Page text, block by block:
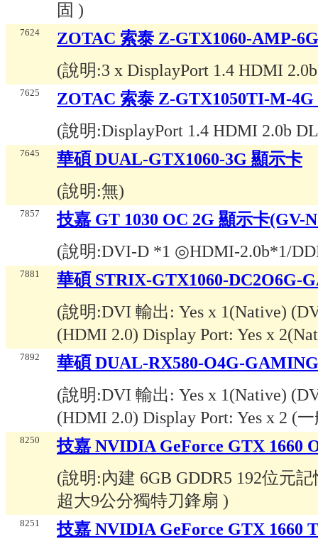
固 )
7624
ZOTAC 索泰 Z-GTX1060-AMP-
(說明:3 x DisplayPort 1.4 HDMI
7625
ZOTAC 索泰 Z-GTX1050TI-M-4G
(說明:DisplayPort 1.4 HDMI 2.0b
7645
華碩 DUAL-GTX1060-3G 顯示卡
(說明:無)
7857
技嘉 GT 1030 OC 2G 顯示卡(GV-
(說明:DVI-D *1 ◎HDMI-2.0b*1/
7881
華碩 STRIX-GTX1060-DC2O6G-
(說明:DVI 輸出: Yes x 1(Native)
(HDMI 2.0) Display Port: Yes x
7892
華碩 DUAL-RX580-O4G-
(說明:DVI 輸出: Yes x 1(Native)
(HDMI 2.0) Display Port: Yes x 2 (
8250
技嘉 NVIDIA GeForce GTX 1660
(說明:內建 6GB GDDR5 192位元
超大9公分獨特刀鋒扇 )
8251
技嘉 NVIDIA GeForce GTX 1660